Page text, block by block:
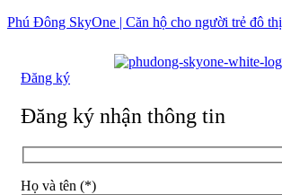
Phú Đông SkyOne | Căn hộ cho người trẻ đô thị
Đăng ký
Đăng ký nhận thông tin
Họ và tên (*)